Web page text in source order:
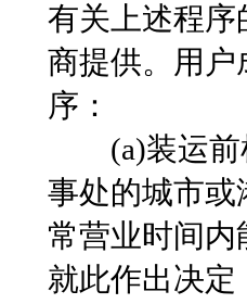
有关上述程序
商提供。用户
序：
(a)装运前
事处的城市或
常营业时间
就此作出决定